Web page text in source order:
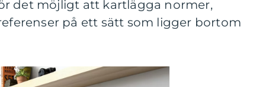
det möjligt att kartlägga normer,
på ett sätt som ligger bortom